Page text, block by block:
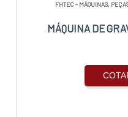
FHTEC - MÁQUINAS,
MÁQUINA DE